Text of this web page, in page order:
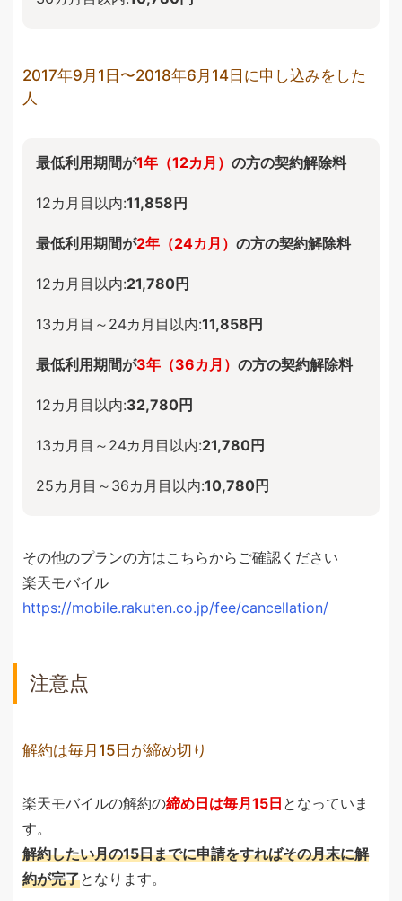
2017年9月1日〜2018年6月14日に申し込みをした
人
最低利用期間が1年（12カ月） の方の契約解除料
12カ月目以内:11,858円
最低利用期間が2年（24カ月） の方の契約解除料
12カ月目以内:21,780円
13カ月目～24カ月目以内:11,858円
最低利用期間が3年（36カ月） の方の契約解除料
12カ月目以内:32,780円
13カ月目～24カ月目以内:21,780円
25カ月目～36カ月目以内:10,780円
その他のプランの方はこちらからご確認ください
楽天モバイル
https://mobile.rakuten.co.jp/fee/cancellation/
注意点
解約は毎月15日が締め切り
楽天モバイルの解約の締め日は毎月15日 となっていま
す。
解約したい月の15日までに申請をすればその月末に解
約が完了となります。